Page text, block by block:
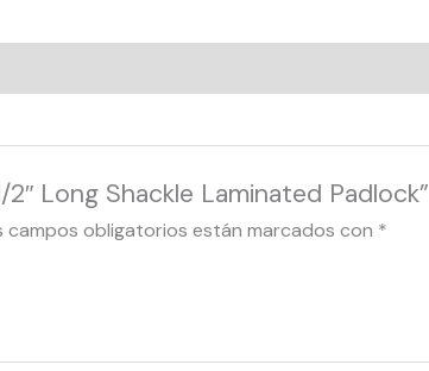
Long Shackle Laminated Padlock”
campos obligatorios están marcados con *